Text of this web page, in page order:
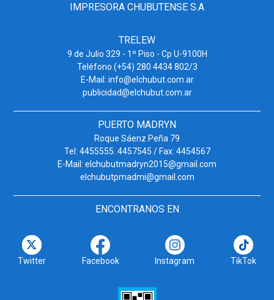
IMPRESORA CHUBUTENSE S.A
TRELEW
9 de Julio 329 - 1º Piso - Cp U-9100H
Teléfono (+54) 280 4434 802/3
E-Mail: info@elchubut.com.ar
publicidad@elchubut.com.ar
PUERTO MADRYN
Roque Sáenz Peña 79
Tel: 4455555. 4457545 / Fax: 4454567
E-Mail: elchubutmadryn2015@gmail.com
elchubutpmadmi@gmail.com
ENCONTRANOS EN
Twitter Facebook Instagram TikTok